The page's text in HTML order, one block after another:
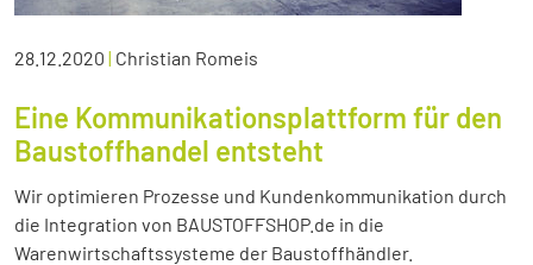
28.12.2020 | Christian Romeis
Eine Kommunikationsplattform für den
Baustoffhandel entsteht
Wir optimieren Prozesse und Kundenkommunikation durch
die Integration von BAUSTOFFSHOP.de in die
Warenwirtschaftssysteme der Baustoffhändler.